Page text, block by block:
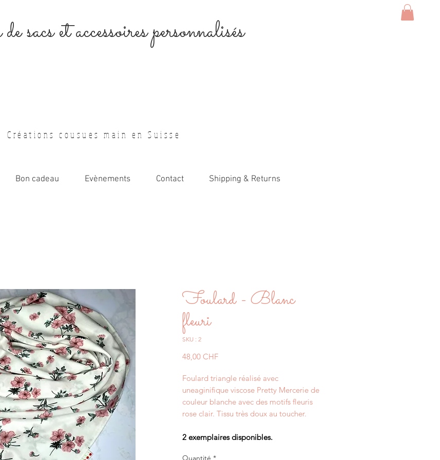
sacs et accessoires personnalisés
Créations cousues main en Suisse
Bon cadeau Evènements Contact Shipping & Returns
Foulard - Blanc
fleuri
SKU : 2
48,00 CHFPrix
Foulard triangle réalisé avec
uneaginifique viscose Pretty Mercerie de
couleur blanche avec des motifs fleuris
rose clair. Tissu très doux au toucher.
2 exemplaires disponibles.
Quantité *